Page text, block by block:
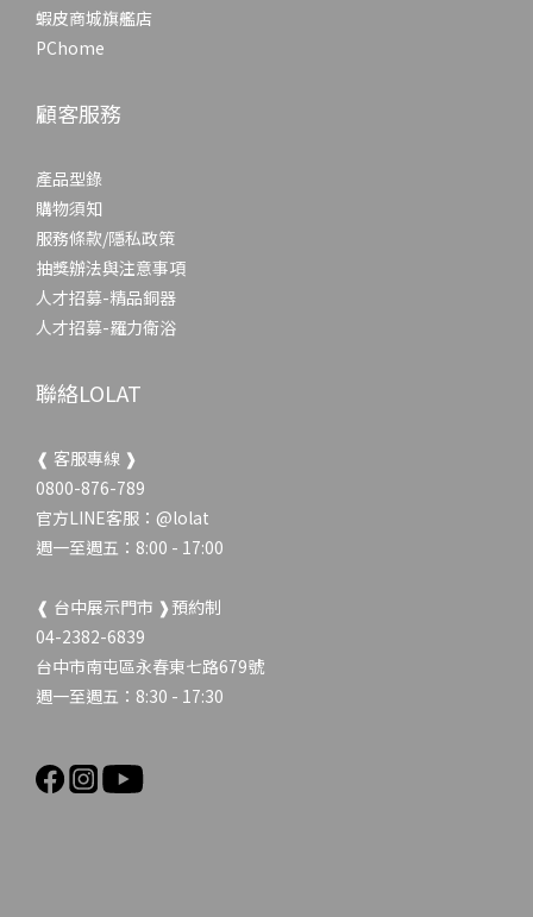
蝦皮商城旗艦店
PChome
顧客服務
產品型錄
購物須知
服務條款/隱私政策
抽獎辦法與注意事項
人才招募-精品銅器
人才招募-羅力衛浴
聯絡LOLAT
❰ 客服專線 ❱
0800-876-789
官方LINE客服： @lolat
週一至週五：8:00 - 17:00
❰ 台中展示門市 ❱預約制
04-2382-6839
台中市南屯區永春東七路679號
週一至週五：8:30 - 17:30